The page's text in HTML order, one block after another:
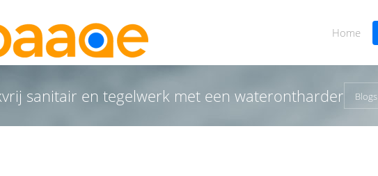
Home
sanitair en tegelwerk met een waterontharder Blogs